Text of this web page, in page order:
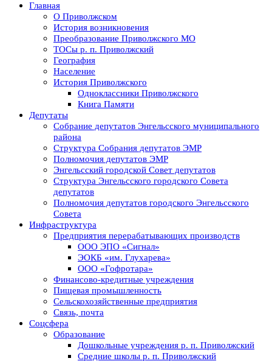
Главная
О Приволжском
История возникновения
Преобразование Приволжского МО
ТОСы р. п. Приволжский
География
Население
История Приволжского
Одноклассники Приволжского
Книга Памяти
Депутаты
Собрание депутатов Энгельсского муниципального
района
Структура Собрания депутатов ЭМР
Полномочия депутатов ЭМР
Энгельсский городской Совет депутатов
Структура Энгельсского городского Совета
депутатов
Полномочия депутатов городского Энгельсского
Совета
Инфраструктура
Предприятия перерабатывающих производств
ООО ЭПО «Сигнал»
ЭОКБ «им. Глухарева»
ООО «Гофротара»
Финансово-кредитные учреждения
Пищевая промышленность
Сельскохозяйственные предприятия
Связь, почта
Соцсфера
Образование
Дошкольные учреждения р. п. Приволжский
Средние школы р. п. Приволжский